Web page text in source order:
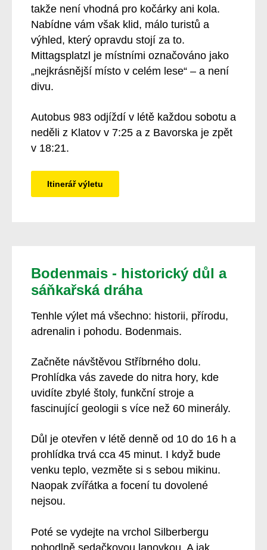
takže není vhodná pro kočárky ani kola.
Nabídne vám však klid, málo turistů a
výhled, který opravdu stojí za to.
Mittagsplatzl je místními označováno jako
„nejkrásnější místo v celém lese“ – a není
divu.
Autobus 983 odjíždí v létě každou sobotu a
neděli z Klatov v 7:25 a z Bavorska je zpět
v 18:21.
Itinerář výletu
Bodenmais - historický důl a
sáňkařská dráha
Tenhle výlet má všechno: historii, přírodu,
adrenalin i pohodu. Bodenmais.
Začněte návštěvou Stříbrného dolu.
Prohlídka vás zavede do nitra hory, kde
uvidíte zbylé štoly, funkční stroje a
fascinující geologii s více než 60 minerály.
Důl je otevřen v létě denně od 10 do 16 h a
prohlídka trvá cca 45 minut. I když bude
venku teplo, vezměte si s sebou mikinu.
Naopak zvířátka a focení tu dovolené
nejsou.
Poté se vydejte na vrchol Silberbergu
pohodlně sedačkovou lanovkou. A jak